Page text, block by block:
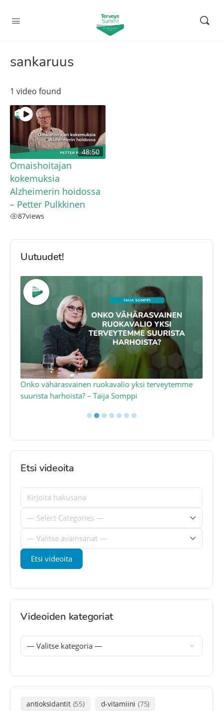
sankaruus
1 video found
48:50
Omaishoitajan
kokemuksia
Alzheimerin hoidossa
– Petter Pulkkinen
87views
Uutuudet!
Onko vähärasvainen ruokavalio yksi terveytemme
suurista harhoista? – Taija Somppi
●●●●●●●
Etsi videoita
Videoiden kategoriat
antioksidantit (55) d-vitamiini (75)